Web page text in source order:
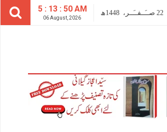
5 : 13 : 50 AM
06 August, 2026
22 صــَــفــَــر، 1448ھ